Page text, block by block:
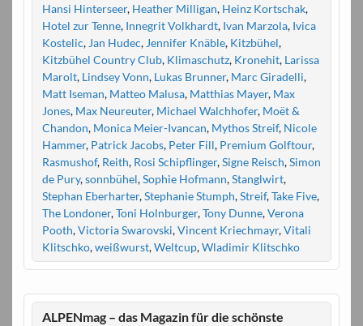
Hansi Hinterseer, Heather Milligan, Heinz Kortschak,
Hotel zur Tenne, Innegrit Volkhardt, Ivan Marzola, Ivica
Kostelic, Jan Hudec, Jennifer Knäble, Kitzbühel,
Kitzbühel Country Club, Klimaschutz, Kronehit, Larissa
Marolt, Lindsey Vonn, Lukas Brunner, Marc Giradelli,
Matt Iseman, Matteo Malusa, Matthias Mayer, Max
Jones, Max Neureuter, Michael Walchhofer, Moët &
Chandon, Monica Meier-Ivancan, Mythos Streif, Nicole
Hammer, Patrick Jacobs, Peter Fill, Premium Golftour,
Rasmushof, Reith, Rosi Schipflinger,Signe Reisch,Simon
de Pury,sonnbühel,Sophie Hofmann,Stanglwirt,
Stephan Eberharter,Stephanie Stumph,Streif,Take Five,
The Londoner,Toni Holnburger,Tony Dunne,Verona
Pooth,Victoria Swarovski,Vincent Kriechmayr,Vitali
Klitschko,weißwurst,Weltcup,Wladimir Klitschko
ALPENmag – das Magazin für die schönste